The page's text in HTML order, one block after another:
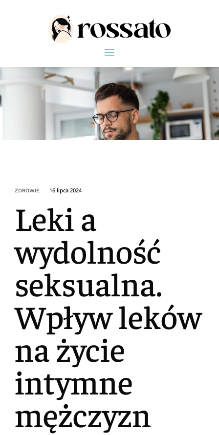
ZDROWIE 16 lipca 2024
Leki a
wydolność
seksualna.
Wpływ leków
na życie
intymne
mężczyzn